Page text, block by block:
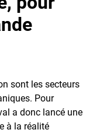
sont les secteurs
Pour
a donc lancé une
à la réalité